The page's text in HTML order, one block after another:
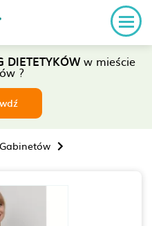
DIETETYKÓWw mieście
?